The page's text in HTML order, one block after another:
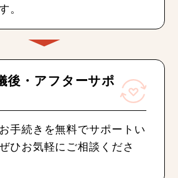
。
後・アフターサポ
手続きを無料でサポートい
ひお気軽にご相談くださ